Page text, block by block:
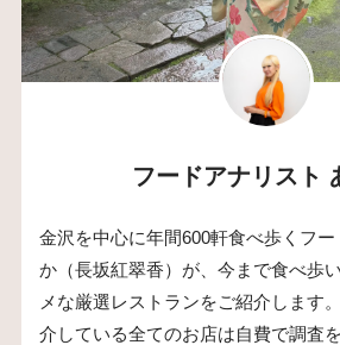
フードアナリスト
金沢を中心に年間600軒食べ歩くフ
か（長坂紅翠香）が、今まで食べ歩
メな厳選レストランをご紹介します
介している全てのお店は自費で調査